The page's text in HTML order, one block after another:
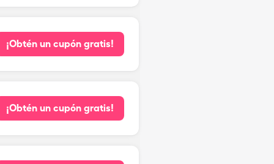
¡Obtén un cupón gratis!
¡Obtén un cupón gratis!